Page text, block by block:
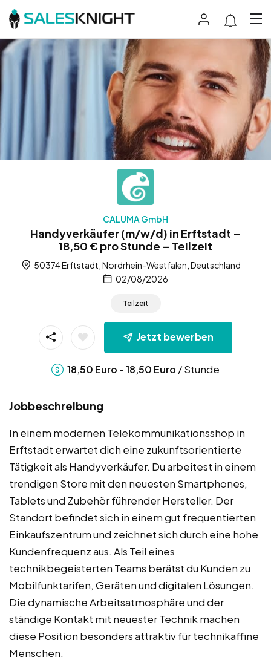
CALUMA GmbH
Handyverkäufer (m/w/d) in Erftstadt –
18,50 € pro Stunde – Teilzeit
50374 Erftstadt, Nordrhein-Westfalen, Deutschland
02/08/2026
Teilzeit
Jetzt bewerben
18,50 Euro -18,50 Euro / Stunde
Jobbeschreibung
In einem modernen Telekommunikationsshop in
Erftstadt erwartet dich eine zukunftsorientierte
Tätigkeit als Handyverkäufer. Du arbeitest in einem
trendigen Store mit den neuesten Smartphones,
Tablets und Zubehör führender Hersteller. Der
Standort befindet sich in einem gut frequentierten
Einkaufszentrum und zeichnet sich durch eine hohe
Kundenfrequenz aus. Als Teil eines
technikbegeisterten Teams berätst du Kunden zu
Mobilfunktarifen, Geräten und digitalen Lösungen.
Die dynamische Arbeitsatmosphäre und der
ständige Kontakt mit neuester Technik machen
diese Position besonders attraktiv für technikaffine
Menschen.